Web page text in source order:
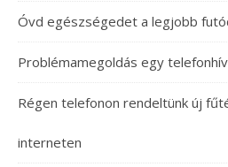
Óvd egészségedet a legjobb
Problémamegoldás egy
Régen telefonon rendeltünk új
interneten